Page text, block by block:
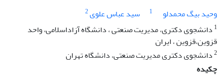
وحید بیگ محمدلو
1 سید عباس علوی2
1 دانشجوی دکتری، مدیریت صنعتی ، دانشگاه آزاداسلامی، واحد
قزوین،قزوین ، ایران
2دانشجوی دکتری مدیریت صنعتی، دانشگاه تهران
چکیده